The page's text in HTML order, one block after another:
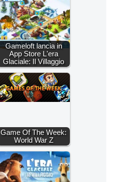
Gameloft lancia in
App Store L'era
Glaciale: Il Villaggio
Game Of The Week:
World War Z